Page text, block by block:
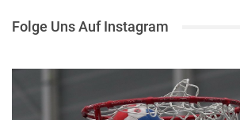
Folge Uns Auf Instagram